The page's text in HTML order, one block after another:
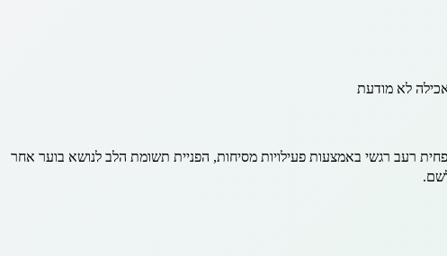
לא מודעת
רעב רגשי באמצעות פעילויות מסיחות, הפניית תשומת הלב לנושא בוער אחר